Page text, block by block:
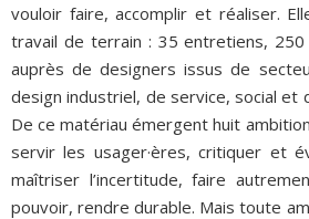
vouloir faire, accomplir et réaliser.
travail de terrain : 35 entretiens, 250
auprès de designers issus de
design industriel, de service, social et
De ce matériau émergent huit
servir les usager·ères, critiquer et
maîtriser l’incertitude, faire
pouvoir, rendre durable. Mais toute